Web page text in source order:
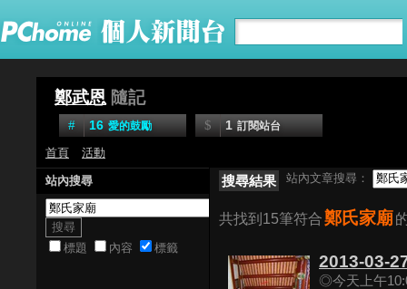
鄭武恩 隨記
16 愛的鼓勵 1 訂閱站台
首頁 活動
搜尋結果 站內文章搜尋：
共找到15筆符合鄭氏家廟
2013-03-
◎今天上午
站內搜尋
標題 內容 標籤